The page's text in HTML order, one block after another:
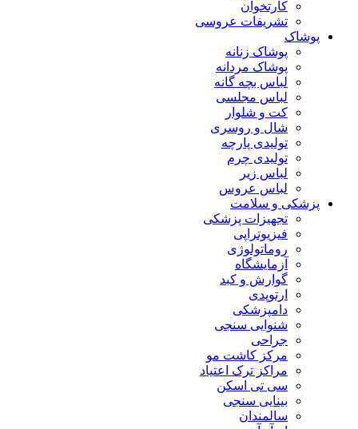
کارتخوان
تشریفات عروسی
پوشاک
پوشاک زنانه
پوشاک مردانه
لباس بچه گانه
لباس مجلسی
کت و شلوار
شال و روسری
تولیدی پارچه
تولیدی چرم
لباس زیر
لباس عروس
پزشکی و سلامت
تجهیزات پزشکی
فیزیوتراپی
روماتولوژی
آزمایشگاه
گوارش و کبد
ارتوپدی
دامپزشکی
شنوایی سنجی
جراحی
مرکز کاشت مو
مراکز ترک اعتیاد
سی تی اسکن
بینایی سنجی
سالمندان